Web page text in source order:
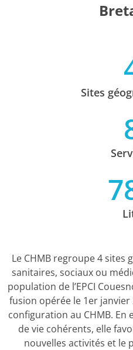
Sites
Le CHMB regroupe 4 sites
sanitaires, sociaux ou
population de l’EPCI
fusion opérée le 1er
configuration au CHMB. En
de vie cohérents, elle
nouvelles activités et le